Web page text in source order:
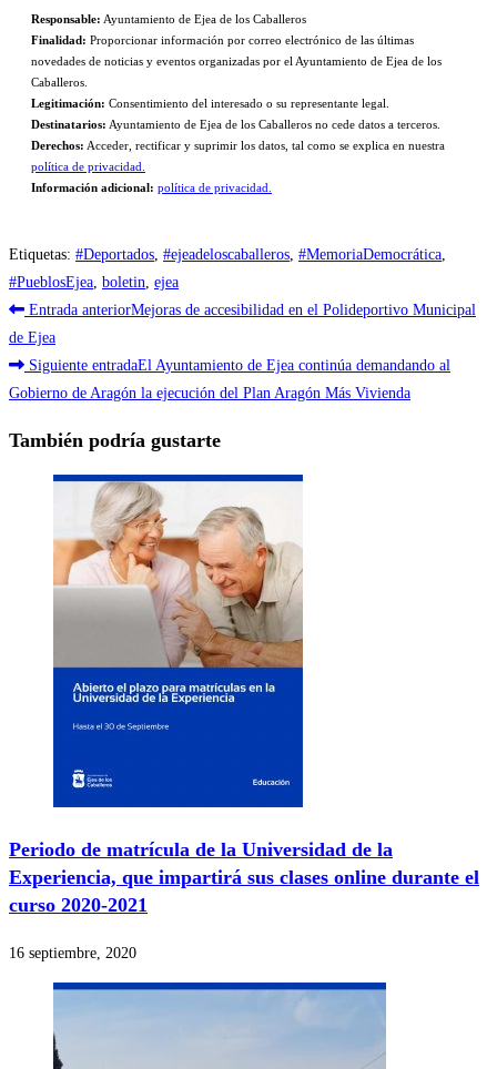
Responsable: Ayuntamiento de Ejea de los Caballeros
Finalidad: Proporcionar información por correo electrónico de las últimas
novedades de noticias y eventos organizadas por el Ayuntamiento de Ejea de los
Caballeros.
Legitimación: Consentimiento del interesado o su representante legal.
Destinatarios: Ayuntamiento de Ejea de los Caballeros no cede datos a terceros.
Derechos: Acceder, rectificar y suprimir los datos, tal como se explica en nuestra
política de privacidad.
Información adicional: política de privacidad.
Etiquetas: #Deportados #ejeadeloscaballeros #MemoriaDemocrática
#PueblosEjea boletin ejea
Leer
más
artículos
Entrada anteriorMejoras de accesibilidad en el Polideportivo Municipal
de Ejea
Siguiente entradaEl Ayuntamiento de Ejea continúa demandando al
Gobierno de Aragón la ejecución del Plan Aragón Más Vivienda
También podría gustarte
Periodo de matrícula de la Universidad de la
Experiencia, que impartirá sus clases online durante el
curso 2020-2021
16 septiembre, 2020